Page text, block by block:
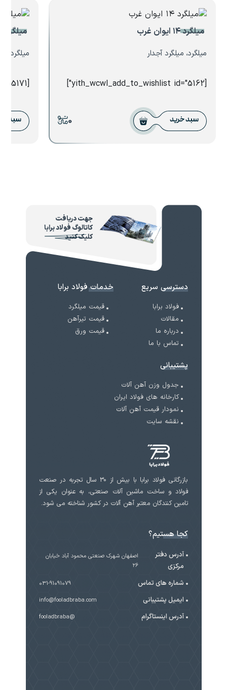
میلگرد ۱۴ ایوان غرب
میلگرد، میلگرد آجدار
[yith_wcwl_add_to_wishlist id="5162"]
سبد خرید 0
میلگرد ۱۴ کیان ابهر
میلگرد،
[yith_wcwl_add_to_wishlist id="5171"]
سبد
جهت دریافت
کاتالوگ فولاد برابا
کلیک کنید
دسترسی سریع
فولاد برابا
مقالات
درباره ما
تماس با ما
خدمات فولاد برابا
قیمت میلگرد
قیمت تیرآهن
قیمت ورق
پشتیبانی
جدول وزن آهن آلات
کارخانه های فولاد ایران
نمودار قیمت آهن آلات
نقشه سایت
بازرگانی فولاد برابا با بیش از 30 سال تجربه در صنعت
فولاد و ساخت ماشین آلات صنعتی، به عنوان یکی از
تامین کنندگان معتبر آهن آلات در کشور شناخته می شود.
کجا هستیم؟
آدرس دفتر
مرکزی
اصفهان شهرک صنعتی محمود آباد خیابان
۲۶
شماره های تماس 031-91091079
ایمیل پشتیبانی info@fooladbraba.com
آدرس اینستاگرام @fooladbraba